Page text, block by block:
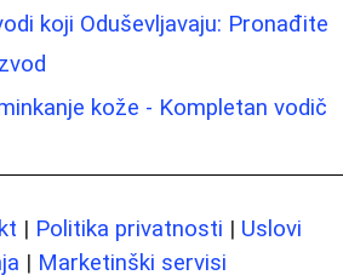
koji Oduševljavaju: Pronađite
kože - Kompletan vodič
| Politika privatnosti | Uslovi
| Marketinški servisi